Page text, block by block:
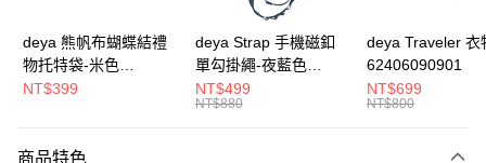
兆豐國際商業銀行
臺灣中小企業銀行
台中商業銀行
匯豐（台灣）商業銀行
華泰商業銀行
聯邦商業銀行
遠東國際商業銀行
元大商業銀行
街口支付
全盈+PAY
deya 熊帆布蝴蝶結禮
物托特袋-米色
22020409
NT$399
deya Strap 手機磁釦
單勾掛繩-夜藍色
62611105501
NT$499
NT$880
deya Traveler 衣
62406090901
NT$699
NT$800
商品特色